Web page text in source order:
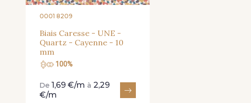
0001 8209
Biais Caresse - UNE -
Quartz - Cayenne - 10
mm
100%
De 1,69 €/m à 2,29
€/m